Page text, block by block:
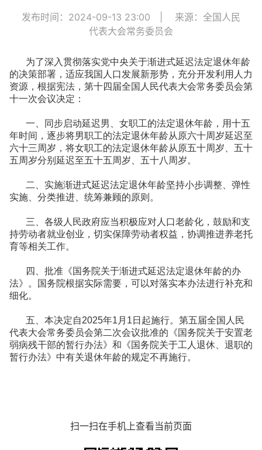
发布时间：2024-09-13 23:00
来源：全国人民
代表大会常务委员会
为了深入贯彻落实党中央关于渐进式延迟法定退休年龄
的决策部署，适应我国人口发展新形势，充分开发利用人力
资源，根据宪法，第十四届全国人民代表大会常务委员会第
十一次会议决定：
一、同步启动延迟男、女职工的法定退休年龄，用十五
年时间，逐步将男职工的法定退休年龄从原六十周岁延迟至
六十三周岁，将女职工的法定退休年龄从原五十周岁、五十
五周岁分别延迟至五十五周岁、五十八周岁。
二、实施渐进式延迟法定退休年龄坚持小步调整、弹性
实施、分类推进、统筹兼顾的原则。
三、各级人民政府应当积极应对人口老龄化，鼓励和支
持劳动者就业创业，切实保障劳动者权益，协调推进养老托
育等相关工作。
四、批准《国务院关于渐进式延迟法定退休年龄的办
法》。国务院根据实际需要，可以对落实本办法进行补充和
细化。
五、本决定自2025年1月1日起施行。第五届全国人民
代表大会常务委员会第二次会议批准的《国务院关于安置老
弱病残干部的暂行办法》和《国务院关于工人退休、退职的
暂行办法》中有关退休年龄的规定不再施行。
扫一扫在手机上查看当前页面